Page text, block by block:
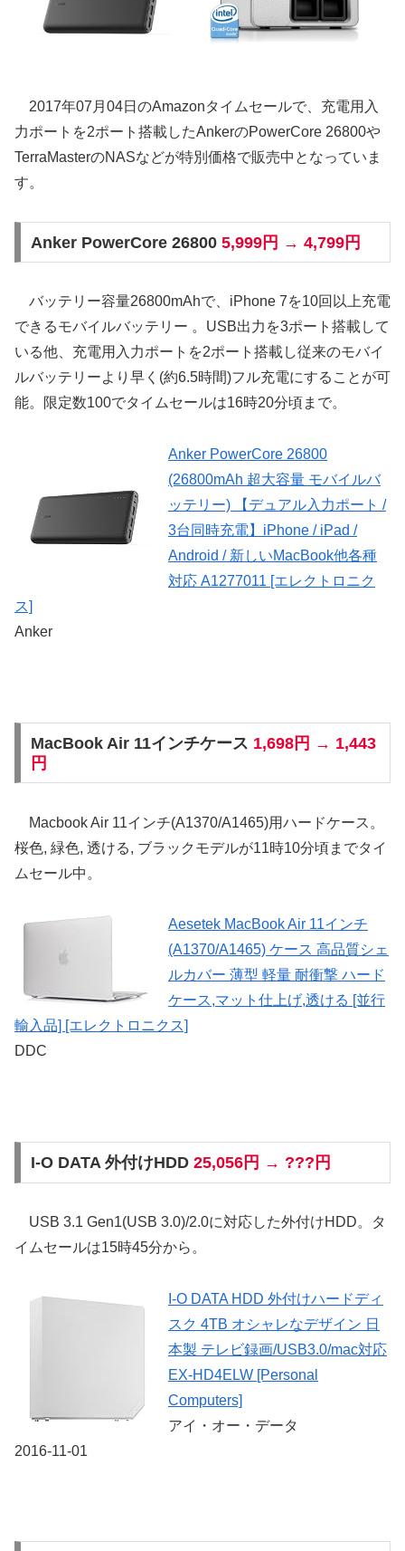
2017年07月04日のAmazonタイムセールで、充電用入
力ポートを2ポート搭載したAnkerのPowerCore 26800や
TerraMasterのNASなどが特別価格で販売中となっていま
す。
Anker PowerCore 26800 5,999円 → 4,799円
バッテリー容量26800mAhで、iPhone 7を10回以上充電
できるモバイルバッテリー 。USB出力を3ポート搭載して
いる他、充電用入力ポートを2ポート搭載し従来のモバイ
ルバッテリーより早く(約6.5時間)フル充電にすることが可
能。限定数100でタイムセールは16時20分頃まで。
Anker PowerCore 26800
(26800mAh 超大容量 モバイルバ
ッテリー) 【デュアル入力ポート /
3台同時充電】iPhone / iPad /
Android / 新しいMacBook他各種
対応 A1277011 [エレクトロニク
ス]
Anker
MacBook Air 11インチケース 1,698円 → 1,443
円
Macbook Air 11インチ(A1370/A1465)用ハードケース。
桜色, 緑色, 透ける, ブラックモデルが11時10分頃までタイ
ムセール中。
Aesetek MacBook Air 11インチ
(A1370/A1465) ケース 高品質シェ
ルカバー 薄型 軽量 耐衝撃 ハード
ケース,マット仕上げ,透ける [並行
輸入品] [エレクトロニクス]
DDC
I-O DATA 外付けHDD 25,056円 → ???円
USB 3.1 Gen1(USB 3.0)/2.0に対応した外付けHDD。タ
イムセールは15時45分から。
I-O DATA HDD 外付けハードディ
スク 4TB オシャレなデザイン 日
本製 テレビ録画/USB3.0/mac対応
EX-HD4ELW [Personal
Computers]
アイ・オー・データ
2016-11-01